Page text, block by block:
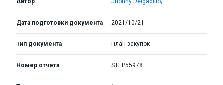
Автор Jhonny Delgadillo;
Дата подготовки документа 2021/10/21
Тип документа План закупок
Номер отчета STEP55978